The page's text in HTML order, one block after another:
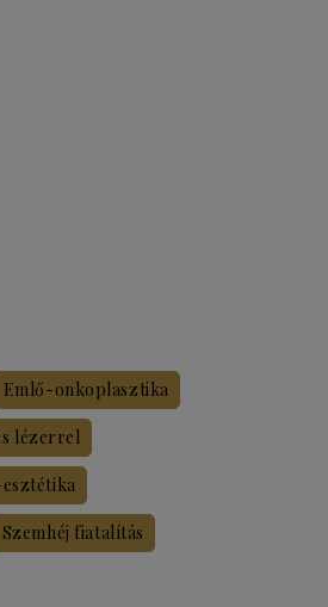
Emlő-onkoplasztika
lézerrel
Szemhéj fiatalítás